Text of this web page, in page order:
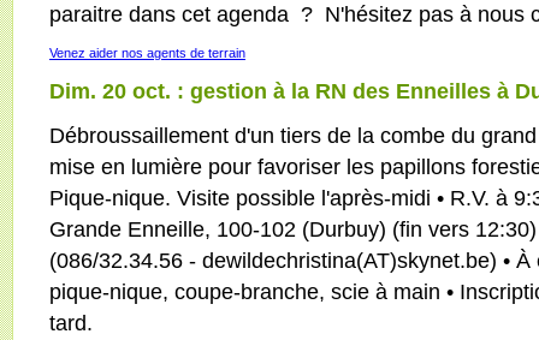
paraitre dans cet agenda ? N'hésitez pas à nous
Venez aider nos agents de terrain
Dim. 20 oct. : gestion à la RN des Enneilles à
Débroussaillement d'un tiers de la combe du
mise en lumière pour favoriser les papillons
Pique-nique. Visite possible l'après-midi • R.V. à
Grande Enneille, 100-102 (Durbuy) (fin vers
(086/32.34.56 - dewildechristina(AT)skynet.be) •
pique-nique, coupe-branche, scie à main •
tard.